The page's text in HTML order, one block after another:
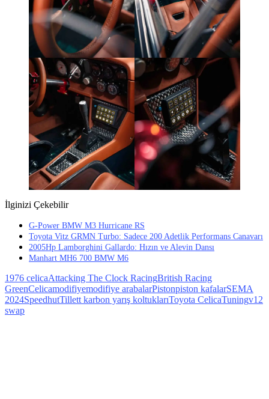
İlginizi Çekebilir
G-Power BMW M3 Hurricane RS
Toyota Vitz GRMN Turbo: Sadece 200 Adetlik Performans Canavarı
2005Hp Lamborghini Gallardo: Hızın ve Alevin Dansı
Manhart MH6 700 BMW M6
1976 celicaAttacking The Clock RacingBritish Racing
GreenCelicamodifiyemodifiye arabalarPistonpiston kafalarSEMA
2024SpeedhutTillett karbon yarış koltuklarıToyota CelicaTuningv12
swap